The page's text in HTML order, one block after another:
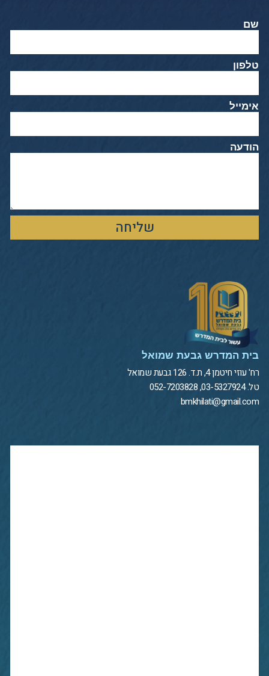
שם
טלפון
אימייל
הודעה
שליחה
בית המדרש גבעת שמואל
רח' עוזי חיטמן 4, ת.ד. 126 גבעת שמואל
טל. 03-5327924, 052-7203828
bmkhilati@gmail.com